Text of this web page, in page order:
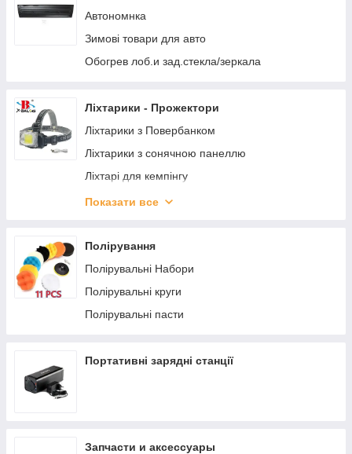
Кошельки
Чехол для ключей с карабином
Чохол для ключів Модельні
Автономнка
Зимові товари для авто
Обогрев лоб.и зад.стекла/зеркала
Ліхтарики - Прожектори
Ліхтарики з Повербанком
Ліхтарики з сонячною панеллю
Ліхтарі для кемпінгу
Ліхтарі налобні
Переноски - Діодні - Інспекційні
Показати все
Полірування
Полірувальні Набори
Полірувальні круги
Полірувальні пасти
Портативні зарядні станції
Запчасти и аксессуары